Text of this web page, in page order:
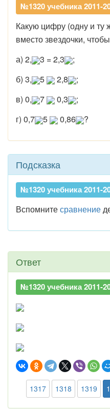
№1320 учебника 2011-
Какую цифру (одну и ту
вместо звездочки,
а) 2,
3 = 2,3
;
б) 3,
5 2,8
;
в) 0,
7 0,3
;
г) 0,7
5 0,86 ?
Подсказка
№1320 учебника 2011-
Вспомнитесравнение
Ответ
№1320 учебника 2011-
1317 1318 1319